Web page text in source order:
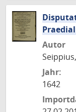
Autor
Jahr:
1642